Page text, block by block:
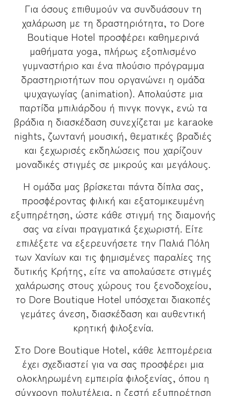
Για όσους επιθυμούν να συνδυάσουν τη
χαλάρωση με τη δραστηριότητα, το Dore
Boutique Hotel προσφέρει καθημερινά
μαθήματα yoga, πλήρως εξοπλισμένο
γυμναστήριο και ένα πλούσιο πρόγραμμα
δραστηριοτήτων που οργανώνει η ομάδα
ψυχαγωγίας (animation). Απολαύστε μια
παρτίδα μπιλιάρδου ή πινγκ πονγκ, ενώ τα
βράδια η διασκέδαση συνεχίζεται με karaoke
nights, ζωντανή μουσική, θεματικές βραδιές
και ξεχωρισές εκδηλώσεις που χαρίζουν
μοναδικές στιγμές σε μικρούς και μεγάλους.
Η ομάδα μας βρίσκεται πάντα δίπλα σας,
προσφέροντας φιλική και εξατομικευμένη
εξυπηρέτηση, ώστε κάθε στιγμή της διαμονής
σας να είναι πραγματικά ξεχωριστή. Είτε
επιλέξετε να εξερευνήσετε την Παλιά Πόλη
των Χανίων και τις φημισμένες παραλίες της
δυτικής Κρήτης, είτε να απολαύσετε στιγμές
χαλάρωσης στους χώρους του ξενοδοχείου,
το Dore Boutique Hotel υπόσχεται διακοπές
γεμάτες άνεση, διασκέδαση και αυθεντική
κρητική φιλοξενία.
Στο Dore Boutique Hotel, κάθε λεπτομέρεια
έχει σχεδιαστεί για να σας προσφέρει μια
ολοκληρωμένη εμπειρία φιλοξενίας, όπου η
σύγχρονη πολυτέλεια, η ζεστή εξυπηρέτηση